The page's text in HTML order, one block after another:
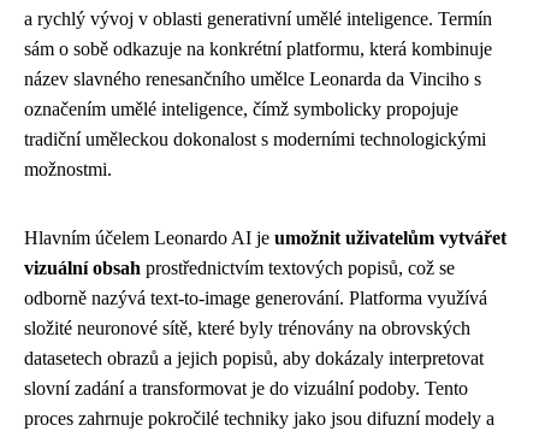
a rychlý vývoj v oblasti generativní umělé inteligence. Termín
sám o sobě odkazuje na konkrétní platformu, která kombinuje
název slavného renesančního umělce Leonarda da Vinciho s
označením umělé inteligence, čímž symbolicky propojuje
tradiční uměleckou dokonalost s moderními technologickými
možnostmi.
Hlavním účelem Leonardo AI je umožnit uživatelům vytvářet
vizuální obsah prostřednictvím textových popisů, což se
odborně nazývá text-to-image generování. Platforma využívá
složité neuronové sítě, které byly trénovány na obrovských
datasetech obrazů a jejich popisů, aby dokázaly interpretovat
slovní zadání a transformovat je do vizuální podoby. Tento
proces zahrnuje pokročilé techniky jako jsou difuzní modely a